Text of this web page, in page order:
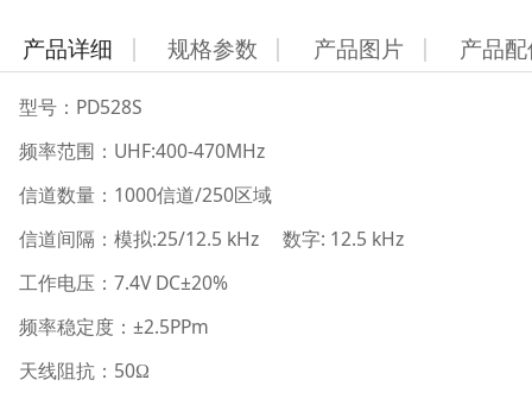
产品详细 规格参数 产品图片 产品
型号： PD528S
频率范围： UHF:400-470MHz
信道数量： 1000信道/250区域
信道间隔：模拟:25/12.5 kHz 数字: 12.5 kHz
工作电压： 7.4V DC±20%
频率稳定度： ±2.5PPm
天线阻抗： 50Ω